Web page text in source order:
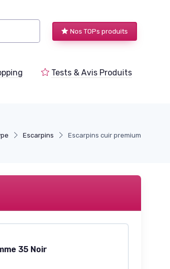
Nos TOPs produits
Tests & Avis Produits
Escarpins Escarpins cuir premium
35 Noir